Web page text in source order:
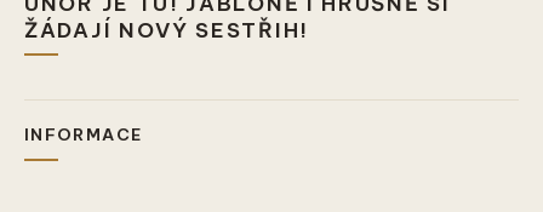
ŽÁDAJÍ NOVÝ SESTŘIH!
INFORMACE